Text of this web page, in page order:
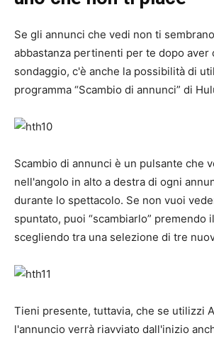
Se gli annunci che vedi non ti
abbastanza pertinenti per te dopo aver
sondaggio, c'è anche la possibilità di
programma “Scambio di annunci” di
Scambio di annunci è un pulsante che
nell'angolo in alto a destra di ogni
durante lo spettacolo. Se non vuoi
spuntato, puoi “scambiarlo” premendo
scegliendo tra una selezione di tre
Tieni presente, tuttavia, che se utilizzi
l'annuncio verrà riavviato dall'inizio